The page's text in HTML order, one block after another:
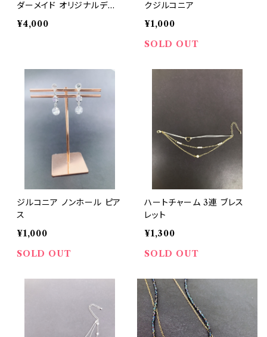
ダーメイド オリジナルデザ
イン
¥4,000
クジルコニア
¥1,000
SOLD OUT
ジルコニア ノンホール ピア
ス
¥1,000
SOLD OUT
ハートチャーム 3連 ブレス
レット
¥1,300
SOLD OUT